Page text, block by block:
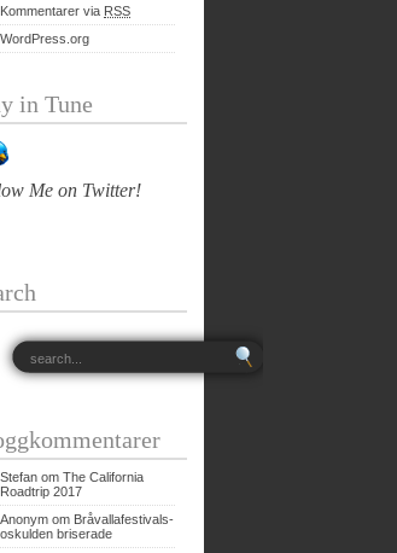
Kommentarer via RSS
WordPress.org
in Tune
Me on Twitter!
Stefan om The California
Roadtrip 2017
Anonym om Bråvallafestivals-
oskulden briserade